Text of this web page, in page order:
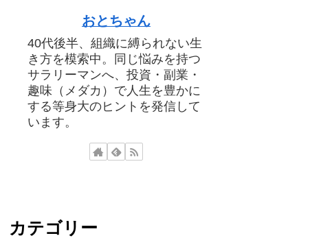
おとちゃん
40代後半、組織に縛られない生
き方を模索中。同じ悩みを持つ
サラリーマンへ、投資・副業・
趣味（メダカ）で人生を豊かに
する等身大のヒントを発信して
います。
カテゴリー